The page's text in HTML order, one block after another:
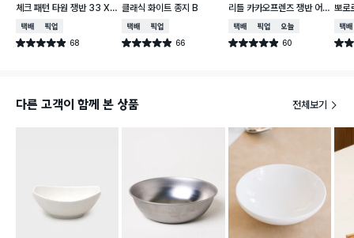
체크 패턴 타원 쟁반 33 X
21 cm
택배배송매장픽업
별점 4.9점 68
건 작성
클래식 화이트 종지 B
택배배송매장픽업
별점 4.9점 66
건 작성
리틀 카카오프렌즈 쟁반 어
피치 약 24.5X25cm
택배배송매장픽업오늘배송
별점 4.9점 60
건 작성
뽀로
cm
택배
별점
다른 고객이 함께 본 상품 전체보기